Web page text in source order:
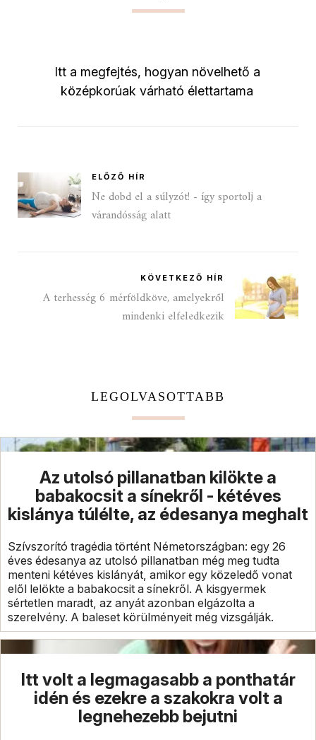
Itt a megfejtés, hogyan növelhető a
középkorúak várható élettartama
ELŐZŐ HÍR
Ne dobd el a súlyzót! - így sportolj a
várandósság alatt
KÖVETKEZŐ HÍR
A terhesség 6 mérföldköve, amelyekről
mindenki elfeledkezik
LEGOLVASOTTABB
Az utolsó pillanatban kilökte a
babakocsit a sínekről - kétéves
kislánya túlélte, az édesanya meghalt
Szívszorító tragédia történt Németországban: egy 26
éves édesanya az utolsó pillanatban még meg tudta
menteni kétéves kislányát, amikor egy közeledő vonat
elől lelökte a babakocsit a sínekről. A kisgyermek
sértetlen maradt, az anyát azonban elgázolta a
szerelvény. A baleset körülményeit még vizsgálják.
Itt volt a legmagasabb a ponthatár
idén és ezekre a szakokra volt a
legnehezebb bejutni